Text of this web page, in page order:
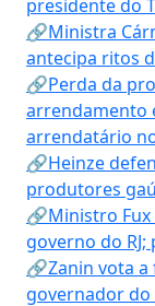
presidente do
🔗Ministra
antecipa ritos
🔗Perda da
arrendamento
arrendatário
🔗Heinze
produtores
🔗Ministro
governo do RJ;
🔗Zanin vota a
governador do